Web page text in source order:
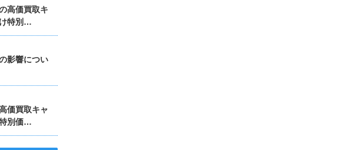
高価買取キ
特別…
影響につい
価買取キャ
別価…